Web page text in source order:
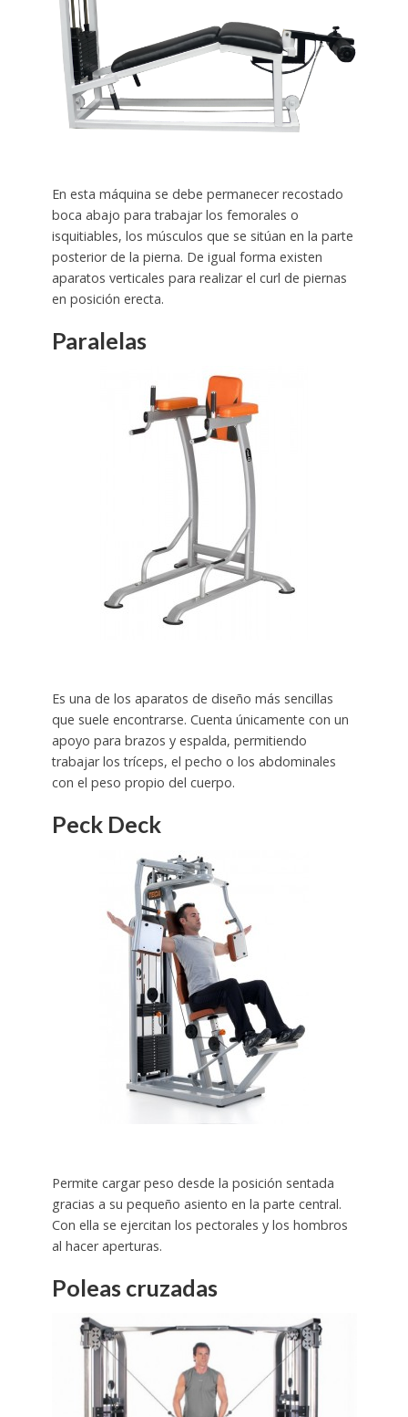
En esta máquina se debe permanecer recostado
boca abajo para trabajar los femorales o
isquitiables, los músculos que se sitúan en la parte
posterior de la pierna. De igual forma existen
aparatos verticales para realizar el curl de piernas
en posición erecta.
Paralelas
Es una de los aparatos de diseño más sencillas
que suele encontrarse. Cuenta únicamente con un
apoyo para brazos y espalda, permitiendo
trabajar los tríceps, el pecho o los abdominales
con el peso propio del cuerpo.
Peck Deck
Permite cargar peso desde la posición sentada
gracias a su pequeño asiento en la parte central.
Con ella se ejercitan los pectorales y los hombros
al hacer aperturas.
Poleas cruzadas